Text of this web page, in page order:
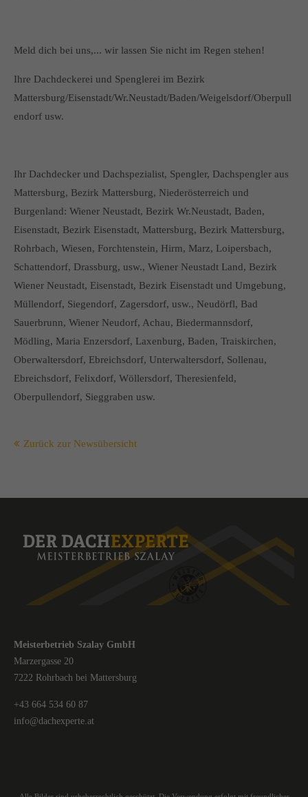
Meld dich bei uns,... wir lassen Sie nicht im Regen stehen!
Ihre Dachdeckerei und Spenglerei im Bezirk
Mattersburg/Eisenstadt/Wr.Neustadt/Baden/Weigelsdorf/Oberpull
endorf usw.
Ihr Dachdecker und Dachspezialist, Spengler, Dachspengler aus
Mattersburg, Bezirk Mattersburg, Niederösterreich und
Burgenland: Wiener Neustadt, Bezirk Wr.Neustadt, Baden,
Eisenstadt, Bezirk Eisenstadt, Mattersburg, Bezirk Mattersburg,
Rohrbach, Wiesen, Forchtenstein, Hirm, Marz, Loipersbach,
Schattendorf, Drassburg, usw., Wiener Neustadt Land, Bezirk
Wiener Neustadt, Eisenstadt, Bezirk Eisenstadt und Umgebung,
Müllendorf, Siegendorf, Zagersdorf, usw., Neudörfl, Bad
Sauerbrunn, Wiener Neudorf, Achau, Biedermannsdorf,
Mödling, Maria Enzersdorf, Laxenburg, Baden, Traiskirchen,
Oberwaltersdorf, Ebreichsdorf, Unterwaltersdorf, Sollenau,
Ebreichsdorf, Felixdorf, Wöllersdorf, Theresienfeld,
Oberpullendorf, Sieggraben usw.
Zurück zur Newsübersicht
Meisterbetrieb Szalay GmbH
Marzergasse 20
7222 Rohrbach bei Mattersburg
+43 664 534 60 87
info@dachexperte.at